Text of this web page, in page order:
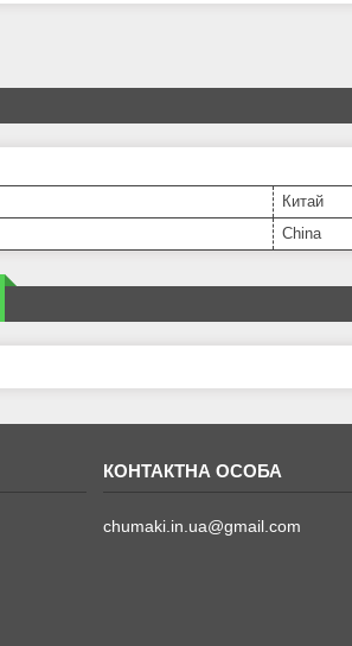
Китай
China
chumaki.in.ua@gmail.com